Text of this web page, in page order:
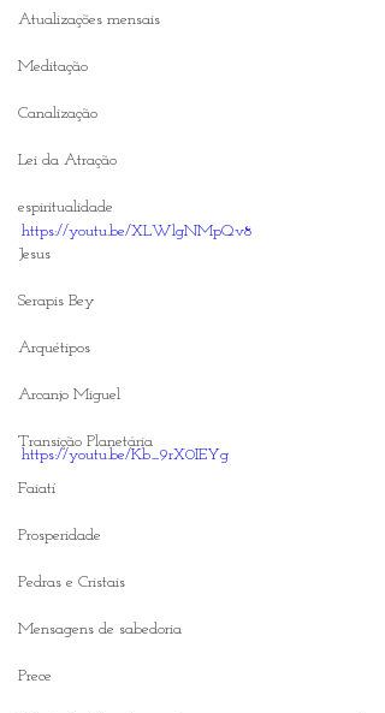
Atualizações mensais
Meditação
Canalização
Lei da Atração
espiritualidade
Jesus
Serapis Bey
Arquétipos
Arcanjo Miguel
Transição Planetária
Faiatí
Prosperidade
Pedras e Cristais
Mensagens de sabedoria
Prece
https://youtu.be/XLWlgNMpQv8
https://youtu.be/Kb_9rX0IEYg